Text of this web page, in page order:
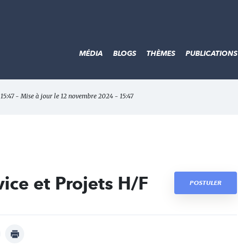
MÉDIA BLOGS THÈMES PUBLICATIONS
- Mise à jour le 12 novembre 2024 - 15:47
et Projets H/F POSTULER
print